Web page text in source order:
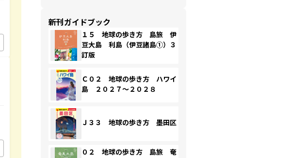
新刊ガイドブック
１５ 地球の歩き方 島旅 伊
豆大島 利島（伊豆諸島①）３
訂版
Ｃ０２ 地球の歩き方 ハワイ
島 ２０２７～２０２８
Ｊ３３ 地球の歩き方 墨田区
０２ 地球の歩き方 島旅 奄